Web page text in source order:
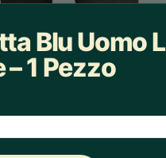
Blu Uomo L
1 Pezzo